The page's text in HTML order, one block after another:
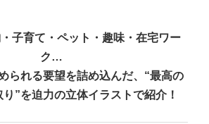
子育て・ペット・趣味・在宅ワー
ク…
られる要望を詰め込んだ、“最高の
り”を迫力の立体イラストで紹介！